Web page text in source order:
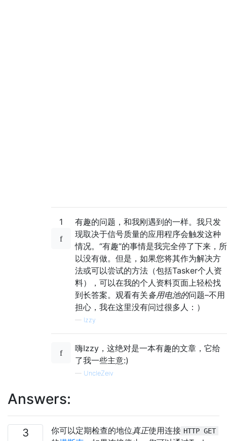
1
有趣的问题，和我刚遇到的一样。我只发
现取决于信号质量的应用程序会触发这种
情况。“有趣”的事情是我完全停了下来，所
以没有做。但是，如果您将其作为解决方
法或可以尝试的方法（包括Tasker个人资
料），可以在我的个人资料页面上轻松找
到长答案。观看有关备用电池的问题–不用
担心，我在这里没有问过很多人：）
— Izzy
嗨Izzy，这绝对是一本有趣的文章，它给
了我一些主意:)
— UncleZeiv
Answers:
3 你可以定期检查的地位真正使用连接 HTTP GET